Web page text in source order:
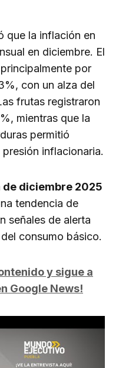
que la inflación en
en diciembre. El
por
con un alza del
frutas registraron
mientras que la
permitió
inflacionaria.
de diciembre 2025
tendencia de
señales de alerta
consumo básico.
y sigue a
Google News!